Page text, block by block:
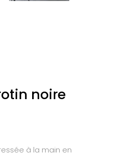
noire
à la main en